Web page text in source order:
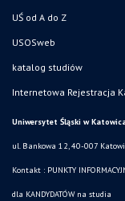
UŚ od A do Z
USOSweb
katalog studiów
Internetowa Rejestracja
Uniwersytet Śląski w
ul. Bankowa 12, 40-007
Kontakt : PUNKTY
dla KANDYDATÓW na studia